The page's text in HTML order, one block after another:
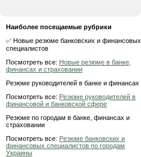
Наиболее посещаемые рубрики
✅ Новые резюме банковских и финансовых
специалистов
Посмотреть все: Новые резюме в банке,
финансах и страховании
Резюме руководителей в банке и финансах
Посмотреть все: Резюме руководителей в
финансовой и банковской сфере
Резюме по городам в банке, финансах и
страховании
Посмотреть все: Резюме банковских и
финансовых специалистов по городам
Украины